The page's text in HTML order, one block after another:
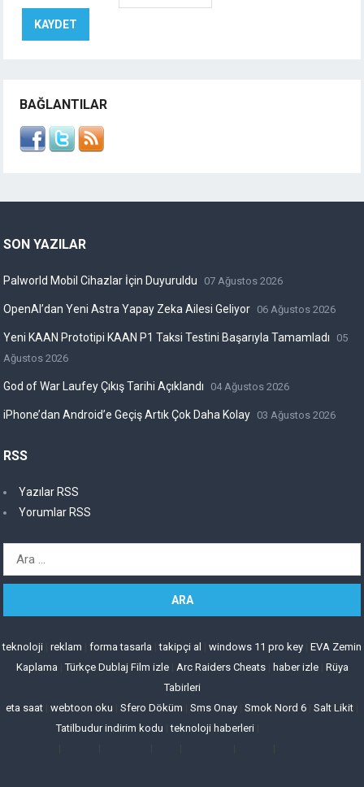
BAĞLANTILAR
SON YAZILAR
Palworld Mobil Cihazlar İçin Duyuruldu 07 Ağustos 2026
OpenAI’dan Yeni Astra Yapay Zeka Ailesi Geliyor 06 Ağustos 2026
Yeni KAAN Prototipi KAAN P1 Taksi Testini Başarıyla Tamamladı
05
Ağustos 2026
God of War Laufey Çıkış Tarihi Açıklandı 04 Ağustos 2026
iPhone’dan Android’e Geçiş Artık Çok Daha Kolay 03 Ağustos 2026
RSS
Yazılar RSS
Yorumlar RSS
Arama:
teknoloji reklam forma tasarla |takipçi al windows 11 pro key EVA Zemin
Kaplama |Türkçe Dublaj Film izle| Arc Raiders Cheats| haber izle| Rüya
Tabirleri
eta saat webtoon oku Sfero Döküm Sms Onay Smok Nord 6 Salt Likit
Tatilbudur indirim kodu |teknoloji haberleri|